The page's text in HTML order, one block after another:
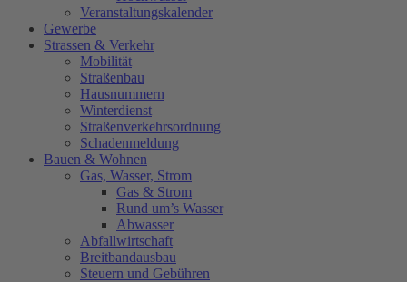
Veranstaltungskalender
Gewerbe
Strassen & Verkehr
Mobilität
Straßenbau
Hausnummern
Winterdienst
Straßenverkehrsordnung
Schadenmeldung
Bauen & Wohnen
Gas, Wasser, Strom
Gas & Strom
Rund um’s Wasser
Abwasser
Abfallwirtschaft
Breitbandausbau
Steuern und Gebühren